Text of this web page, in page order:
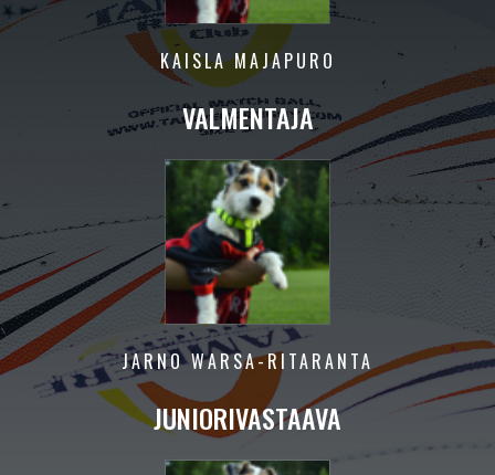
KAISLA MAJAPURO
VALMENTAJA
JARNO WARSA-RITARANTA
JUNIORIVASTAAVA